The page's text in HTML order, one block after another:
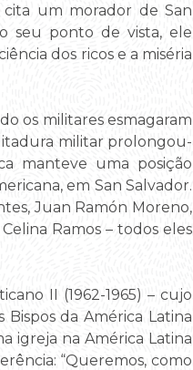
cita um morador de San
seu ponto de vista, ele
dos ricos e a miséria
os militares esmagaram
militar prolongou-
manteve uma posição
em San Salvador.
Juan Ramón Moreno,
Ramos – todos eles
II (1962-1965) – cujo
da América Latina
igreja na América Latina
“Queremos, como